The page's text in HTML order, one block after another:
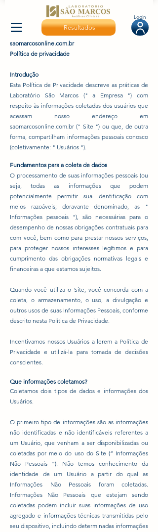
Resultados
Login
saomarcosonline.com.br
Política de privacidade
Introdução
Esta Política de Privacidade descreve as práticas de
Laboratório São Marcos (" a Empresa ") com
respeito às informações coletadas dos usuários que
acessam nosso endereço em
saomarcosonline.com.br (" Site ") ou que, de outra
forma, compartilham informações pessoais conosco
(coletivamente: " Usuários ").
Fundamentos para a coleta de dados
O processamento de suas informações pessoais (ou
seja, todas as informações que podem
potencialmente permitir sua identificação com
meios razoáveis; doravante denominado, as "
Informações pessoais "), são necessárias para o
desempenho de nossas obrigações contratuais para
com você, bem como para prestar nossos serviços,
para proteger nossos interesses legítimos e para
cumprimento das obrigações normativas legais e
financeiras a que estamos sujeitos.
Quando você utiliza o Site, você concorda com a
coleta, o armazenamento, o uso, a divulgação e
outros usos de suas Informações Pessoais, conforme
descrito nesta Política de Privacidade.
Incentivamos nossos Usuários a lerem a Política de
Privacidade e utilizá-la para tomada de decisões
conscientes.
Que informações coletamos?
Coletamos dois tipos de dados e informações dos
Usuários.
O primeiro tipo de informações são as informações
não identificadas e não identificáveis referentes a
um Usuário, que venham a ser disponibilizadas ou
coletadas por meio do uso do Site (“ Informações
Não Pessoais ”). Não temos conhecimento da
identidade de um Usuário a partir do qual as
Informações Não Pessoais foram coletadas.
Informações Não Pessoais que estejam sendo
coletadas podem incluir suas informações de uso
agregado e informações técnicas transmitidas pelo
seu dispositivo, incluindo determinadas informações